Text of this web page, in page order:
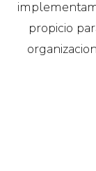
propicio